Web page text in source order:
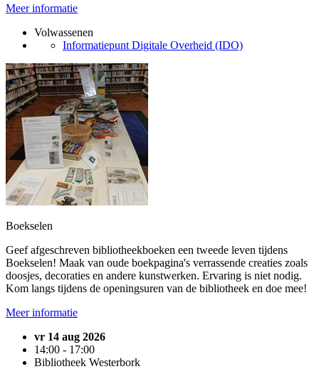
Meer informatie
Volwassenen
Informatiepunt Digitale Overheid (IDO)
Boekselen
Geef afgeschreven bibliotheekboeken een tweede leven tijdens
Boekselen! Maak van oude boekpagina's verrassende creaties zoals
doosjes, decoraties en andere kunstwerken. Ervaring is niet nodig.
Kom langs tijdens de openingsuren van de bibliotheek en doe mee!
Meer informatie
vr 14 aug 2026
14:00 - 17:00
Bibliotheek Westerbork